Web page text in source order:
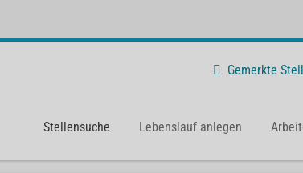
Gemerkte
Stellensuche Lebenslauf anlegen